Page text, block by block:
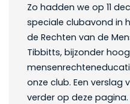
Zo hadden we op 11
speciale clubavond in
de Rechten van de
Tibbitts, bijzonder
onze club. Een
verder op deze pagina.